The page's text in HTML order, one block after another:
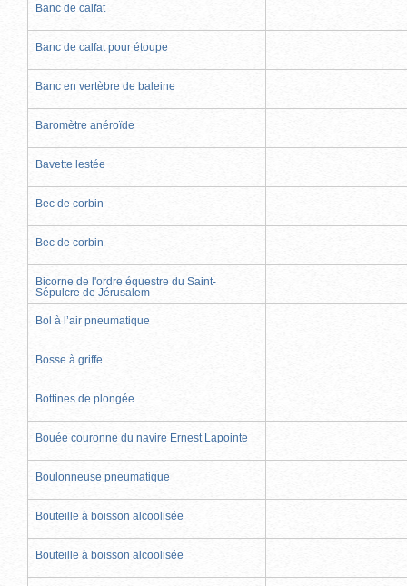
Banc de calfat
Banc de calfat pour étoupe
Banc en vertèbre de baleine
Baromètre anéroïde
Bavette lestée
Bec de corbin
Bec de corbin
Bicorne de l'ordre équestre du Saint-
Sépulcre de Jérusalem
Bol à l’air pneumatique
Bosse à griffe
Bottines de plongée
Bouée couronne du navire Ernest Lapointe
Boulonneuse pneumatique
Bouteille à boisson alcoolisée
Bouteille à boisson alcoolisée